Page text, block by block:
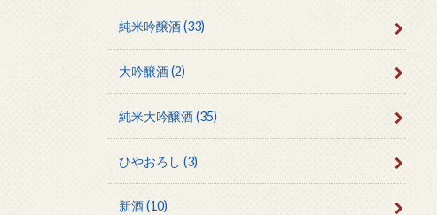
純米吟醸酒(33)
大吟醸酒(2)
純米大吟醸酒(35)
ひやおろし (3)
新酒(10)